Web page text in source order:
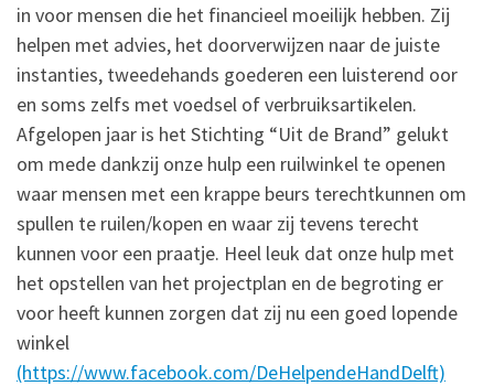
in voor mensen die het financieel moeilijk hebben. Zij
helpen met advies, het doorverwijzen naar de juiste
instanties, tweedehands goederen een luisterend oor
en soms zelfs met voedsel of verbruiksartikelen.
Afgelopen jaar is het Stichting “Uit de Brand” gelukt
om mede dankzij onze hulp een ruilwinkel te openen
waar mensen met een krappe beurs terechtkunnen om
spullen te ruilen/kopen en waar zij tevens terecht
kunnen voor een praatje. Heel leuk dat onze hulp met
het opstellen van het projectplan en de begroting er
voor heeft kunnen zorgen dat zij nu een goed lopende
winkel
(https://www.facebook.com/DeHelpendeHandDelft)